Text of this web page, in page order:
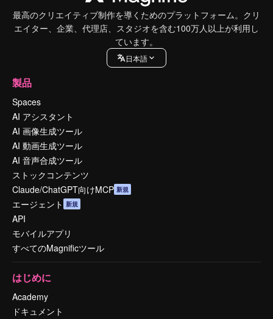
最高のクリエイティブ制作を導くためのプラットフォーム。クリ
エイター、企業、代理店、スタジオを含む100万人以上が利用し
ています。
日本語
製品
Spaces
AI アシスタント
AI 画像生成ツール
AI 動画生成ツール
AI 音声合成ツール
ストックコンテンツ
Claude/ChatGPT向けMCP 新規
エージェント 新規
API
モバイルアプリ
すべてのMagnificツール
はじめに
Academy
ドキュメント